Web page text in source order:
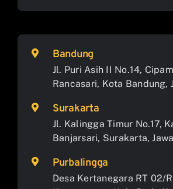
Bandung
Jl. Puri Asih II No.14,
Rancasari, Kota Bandung,
Surakarta
Jl. Kalingga Timur No.17,
Banjarsari, Surakarta,
Purbalingga
Desa Kertanegara RT 02/